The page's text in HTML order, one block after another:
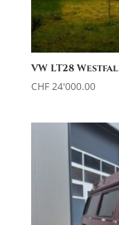
VW LT28
CHF24'000.00